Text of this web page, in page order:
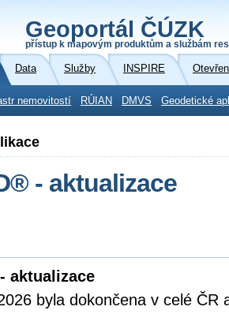
Geoportál ČÚZK
přístup k mapovým produktům a službám
Data Služby INSPIRE
nemovitostí RÚIAN DMVS Geodetické
- aktualizace
aktualizace
byla dokončena v celé ČR